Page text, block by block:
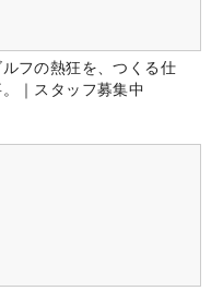
ルフの熱狂を、つくる仕
｜スタッフ募集中